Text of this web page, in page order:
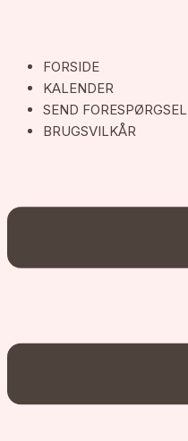
FORSIDE
KALENDER
SEND FORESPØRGSEL
BRUGSVILKÅR